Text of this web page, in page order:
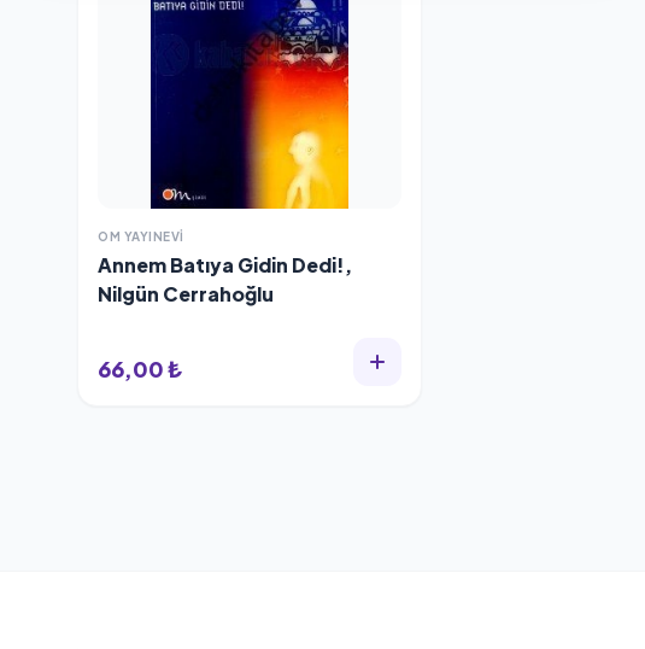
OM YAYINEVI
Annem Batıya Gidin Dedi!,
Nilgün Cerrahoğlu
66,00 ₺